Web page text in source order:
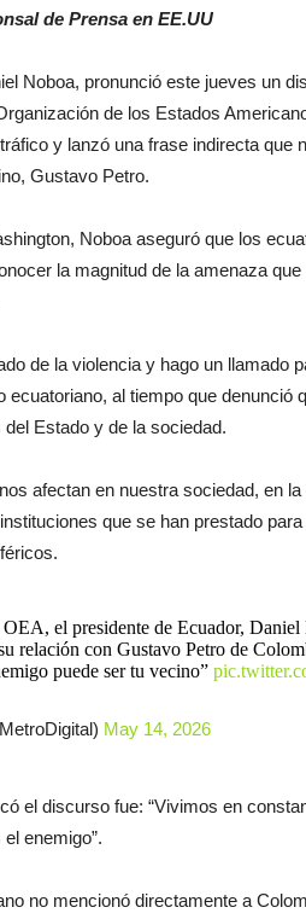
de Prensa en EE.UU
Noboa, pronunció este jueves un
de los Estados
y lanzó una frase indirecta que
Gustavo Petro.
Noboa aseguró que los
la magnitud de la amenaza
de la violencia y hago un llamado
ecuatoriano, al tiempo que denunció
Estado y de la sociedad.
afectan en nuestra sociedad, en
que se han prestado
el presidente de Ecuador,
relación con Gustavo Petro de
puede ser tu vecino”
May 14, 2026
el discurso fue: “Vivimos en
enemigo”.
no mencionó directamente a